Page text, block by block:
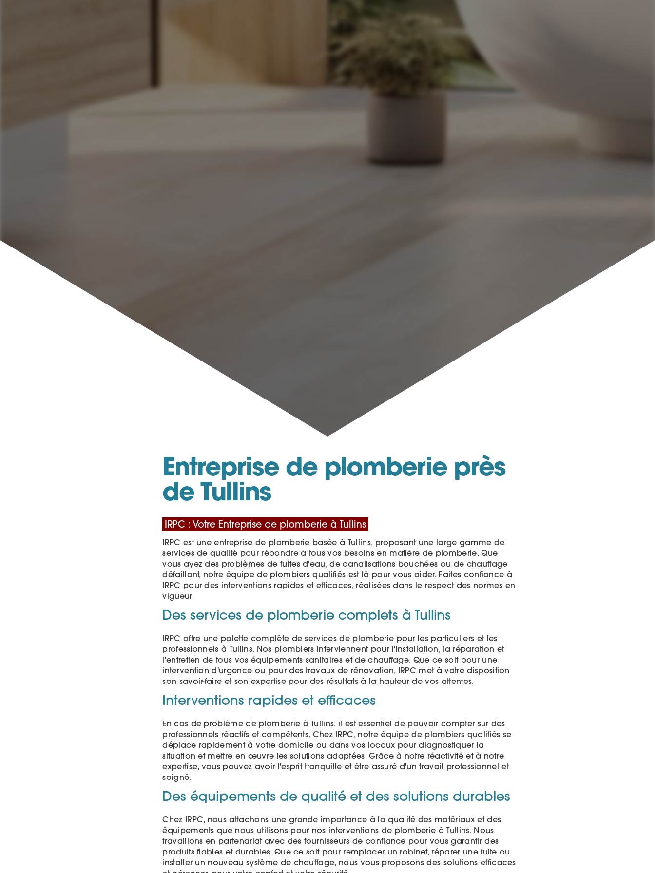
Entreprise de plomberie près
de Tullins
IRPC : Votre Entreprise de plomberie à Tullins
IRPC est une entreprise de plomberie basée à Tullins, proposant une large gamme de
services de qualité pour répondre à tous vos besoins en matière de plomberie. Que
vous ayez des problèmes de fuites d'eau, de canalisations bouchées ou de chauffage
défaillant, notre équipe de plombiers qualifiés est là pour vous aider. Faites confiance à
IRPC pour des interventions rapides et efficaces, réalisées dans le respect des normes en
vigueur.
Des services de plomberie complets à Tullins
IRPC offre une palette complète de services de plomberie pour les particuliers et les
professionnels à Tullins. Nos plombiers interviennent pour l'installation, la réparation et
l'entretien de tous vos équipements sanitaires et de chauffage. Que ce soit pour une
intervention d'urgence ou pour des travaux de rénovation, IRPC met à votre disposition
son savoir-faire et son expertise pour des résultats à la hauteur de vos attentes.
Interventions rapides et efficaces
En cas de problème de plomberie à Tullins, il est essentiel de pouvoir compter sur des
professionnels réactifs et compétents. Chez IRPC, notre équipe de plombiers qualifiés se
déplace rapidement à votre domicile ou dans vos locaux pour diagnostiquer la
situation et mettre en œuvre les solutions adaptées. Grâce à notre réactivité et à notre
expertise, vous pouvez avoir l'esprit tranquille et être assuré d'un travail professionnel et
soigné.
Des équipements de qualité et des solutions durables
Chez IRPC, nous attachons une grande importance à la qualité des matériaux et des
équipements que nous utilisons pour nos interventions de plomberie à Tullins. Nous
travaillons en partenariat avec des fournisseurs de confiance pour vous garantir des
produits fiables et durables. Que ce soit pour remplacer un robinet, réparer une fuite ou
installer un nouveau système de chauffage, nous vous proposons des solutions efficaces